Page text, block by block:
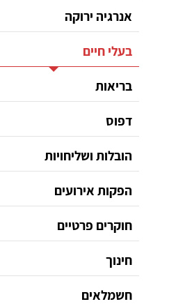
אנרגיה ירוקה
בעלי חיים
בריאות
דפוס
הובלות ושליחויות
הפקות אירועים
חוקרים פרטיים
חינוך
חשמלאים